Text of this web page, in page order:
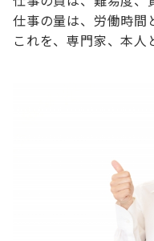
仕事の量は、労働時間
これを、専門家、本人